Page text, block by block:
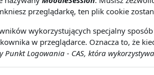
przeglądarkę, ten plik cookie
wykorzystujących specjalny
w przeglądarce. Oznacza to, że
Logowania - CAS, która